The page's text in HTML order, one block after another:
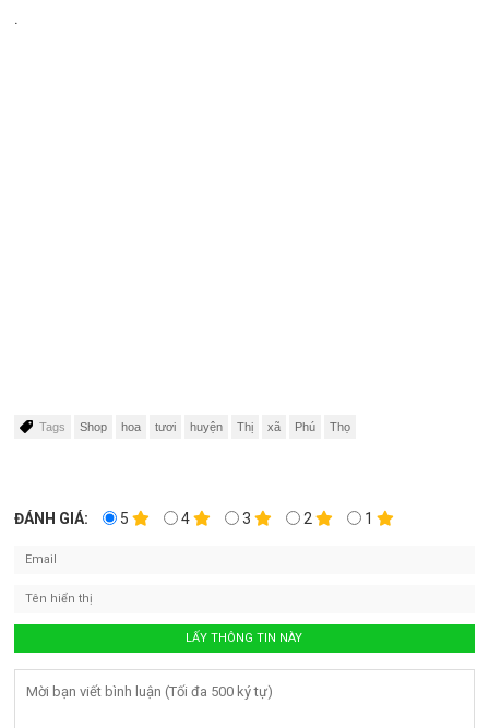
.
Tags Shop hoa tươi huyện Thị xã Phú Thọ
ĐÁNH GIÁ: 5 4 3 2 1